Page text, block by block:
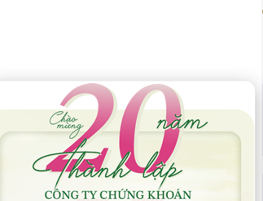
Thành Lập - Công Ty Chứng Khoán Phú Hưng